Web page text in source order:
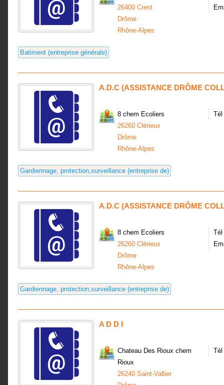
26400 Crest
Drôme
Rhône-Alpes
Batiment (entreprise générale)
A.D.C (ASSISTANCE DRÔME
8 chem Ecoliers
26260 Clérieux
Drôme
Rhône-Alpes
Tél
Gardiennage, protection,surveillance (entreprise de)
A.D.C (ASSISTANCE DRÔME
8 chem Ecoliers
26260 Clérieux
Drôme
Rhône-Alpes
Tél
Gardiennage, protection,surveillance (entreprise de)
A D D I
Chateau Des Rioux chem
Rioux
26240 Saint-Vallier
Tél